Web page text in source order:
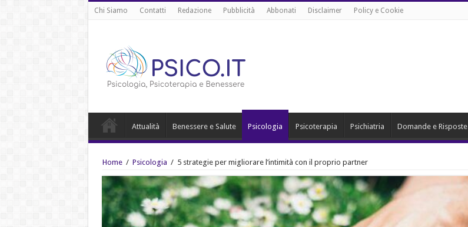
Chi Siamo Contatti Redazione Pubblicità Abbonati Disclaimer Policy e Cookie
Attualità Benessere e Salute Psicologia Psicoterapia Psichiatria Domande e Risposte
Home / Psicologia / 5 strategie per migliorare l’intimità con il proprio partner